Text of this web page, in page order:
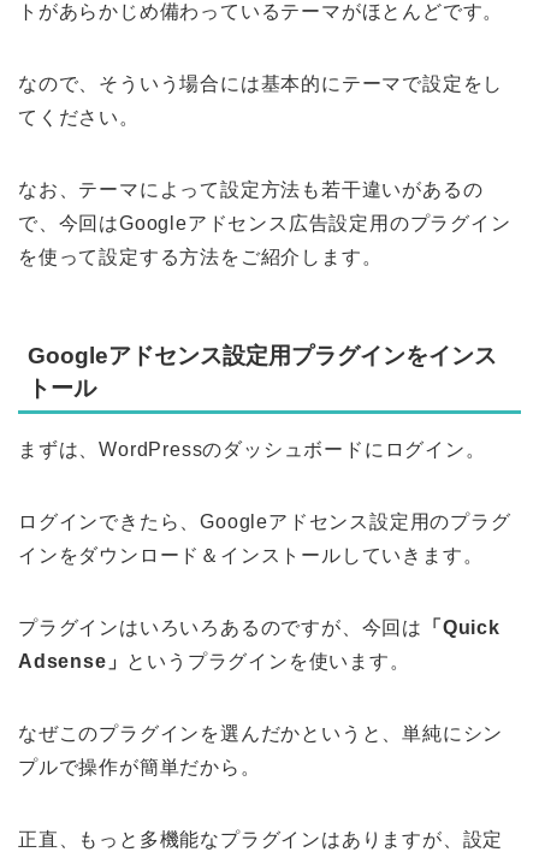
トがあらかじめ備わっているテーマがほとんどです。
なので、そういう場合には基本的にテーマで設定をし
てください。
なお、テーマによって設定方法も若干違いがあるの
で、今回はGoogleアドセンス広告設定用のプラグイン
を使って設定する方法をご紹介します。
Googleアドセンス設定用プラグインをインス
トール
まずは、WordPressのダッシュボードにログイン。
ログインできたら、Googleアドセンス設定用のプラグ
インをダウンロード＆インストールしていきます。
プラグインはいろいろあるのですが、今回は
「Quick
Adsense」 というプラグインを使います。
なぜこのプラグインを選んだかというと、単純にシン
プルで操作が簡単だから。
正直、もっと多機能なプラグインはありますが、設定